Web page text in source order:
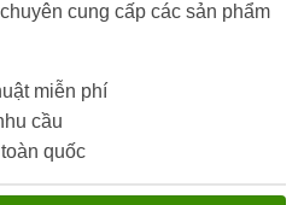
cung cấp các sản phẩm
miễn phí
cầu
quốc